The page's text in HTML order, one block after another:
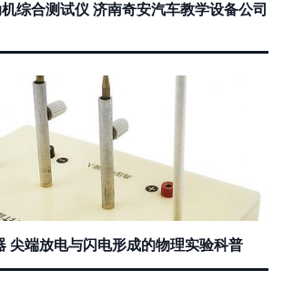
综合测试仪 济南奇安汽车教学设备公司
尖端放电与闪电形成的物理实验科普